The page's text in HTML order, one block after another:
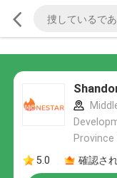
Province
5.0
確認さ